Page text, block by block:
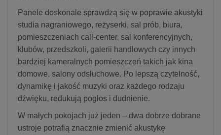
Panele doskonale sprawdzą się w poprawie akustyki
studia nagraniowego, reżyserki, sal prób, biura,
pomieszczeniach call-center, sal konferencyjnych,
klubów, przedszkoli, galerii handlowych czy innych
bardziej kameralnych pomieszczeń takich jak kina
domowe, salony odsłuchowe. Po lepszą czytelność,
dynamikę i jakość muzyki oraz każdego rodzaju
dźwięku, redukują pogłos i dudnienie.
W małych pokojach już jeden – dwa dobrze dobrane
ustroje potrafią znacznie zmienić akustykę